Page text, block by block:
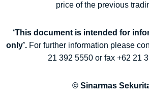
price of the previous
‘This document is intended for
only’. For further information please
21 392 5550 or fax +62 21
© Sinarmas